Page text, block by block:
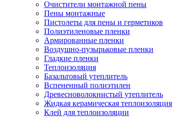
Очистители монтажной пены
Пены монтажные
Пистолеты для пены и герметиков
Полиэтиленовые пленки
Армированные пленки
Воздушно-пузырьковые пленки
Гладкие пленки
Теплоизоляция
Базальтовый утеплитель
Вспененный полиэтилен
Древесноволокнистый утеплитель
Жидкая керамическая теплоизоляция
Клей для теплоизоляции